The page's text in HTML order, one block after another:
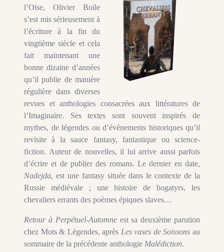
l’Oise, Olivier Boile
s’est mis sérieusement à
l’écriture à la fin du
vingtième siècle et cela
fait maintenant une
bonne dizaine d’années
qu’il publie de manière
régulière dans diverses
revues et anthologies consacrées aux littératures de
l’Imaginaire. Ses textes sont souvent inspirés de
mythes, de lé­gendes ou d’événements historiques qu’il
revisite à la sauce fanta­sy, fantastique ou science-
fiction. Auteur de nouvelles, il lui arrive aussi parfois
d’écrire et de publier des romans. Le dernier en date,
Nadejda, est une fantasy située dans le contexte de la
Russie mé­diévale ; une histoire de bogatyrs, les
chevaliers errants des poèmes épiques slaves…
Retour à Perpétuel-Automneest sa deuxième parution
chez Mots & Légendes, après Les vases de Soissons au
sommaire de la précé­dente anthologie Malédiction.